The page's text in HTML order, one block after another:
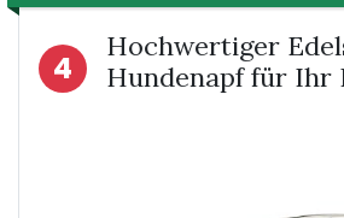
4
Hochwertiger
Hundenapf für Ihr